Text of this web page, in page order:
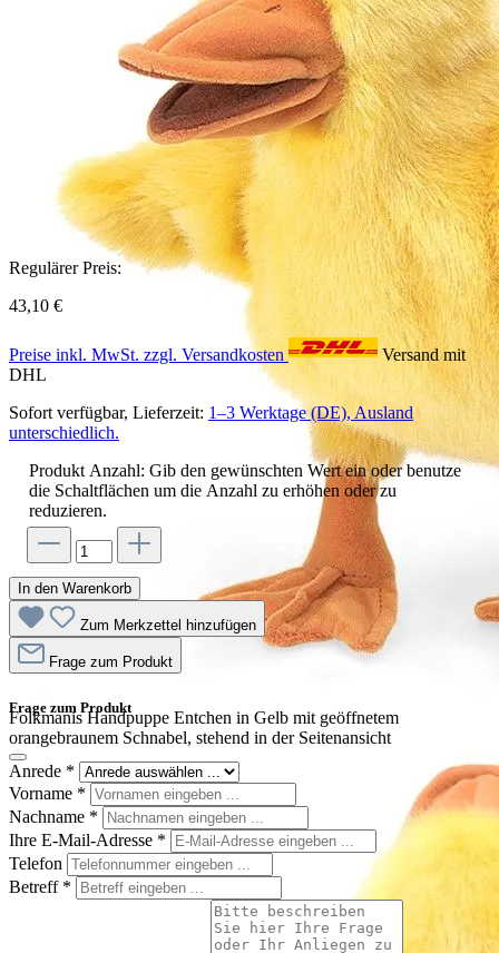
Folkmanis Handpuppe Entchen in Gelb mit geöffnetem
orangebraunem Schnabel, stehend in der Seitenansicht
Regulärer Preis:
43,10 €
Preise inkl. MwSt. zzgl. Versandkosten
Versand mit
DHL
Sofort verfügbar, Lieferzeit: 1–3 Werktage (DE), Ausland
unterschiedlich.
Produkt Anzahl: Gib den gewünschten Wert ein oder benutze
die Schaltflächen um die Anzahl zu erhöhen oder zu
reduzieren.
In den Warenkorb
Zum Merkzettel hinzufügen
Frage zum Produkt
Frage zum Produkt
Anrede *
Vorname *
Nachname *
Ihre E-Mail-Adresse *
Telefon
Betreff *